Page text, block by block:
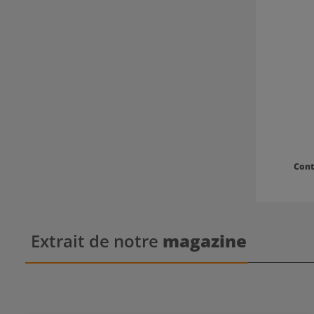
Extrait de notre magazine